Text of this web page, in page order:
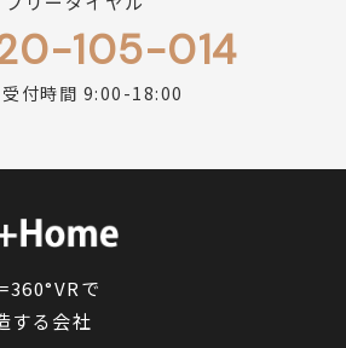
105-014
受付時間 9:00-18:00
で
する会社